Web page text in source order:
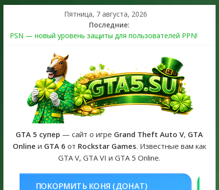
Пятница, 7 августа, 2026
Последние:
PSN — новый уровень защиты для пользователей PPN!
The Kortz Center Heist выйдет в GTA Online уже 14 июля
Регистрация в Rockstar Games Social Club ошибка #1.500.7:
как зарегистрировать аккаунт и войти без проблем в 2026
Получайте особые награды в GTA Online по программе
Fine Art Collector
GTA 6 официальная обложка игры и Предзаказ Grand Theft
Auto VI
GTA 5 супер — сайт о игре Grand Theft Auto V, GTA
Online и GTA 6 от Rockstar Games. Известные вам как
GTA V, GTA VI и GTA 5 Online.
(ДОНАТ) КУПИТЬ GTA 5